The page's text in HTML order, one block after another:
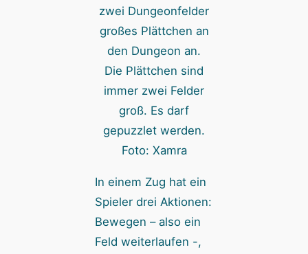
Die Plättchen sind
immer zwei Felder
groß. Es darf
gepuzzlet werden.
Foto: Xamra
In einem Zug hat ein
Spieler drei Aktionen:
Bewegen – also ein
Feld weiterlaufen -,